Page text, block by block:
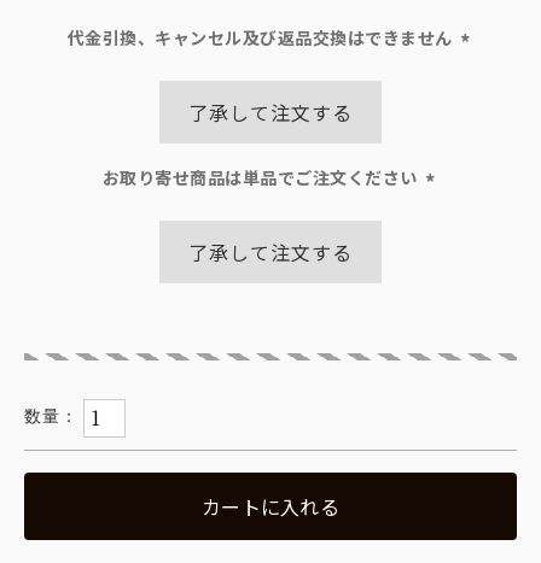
代金引換、キャンセル及び返品交換はできません
了承して注文する
お取り寄せ商品は単品でご注文ください
了承して注文する
カートに入れる